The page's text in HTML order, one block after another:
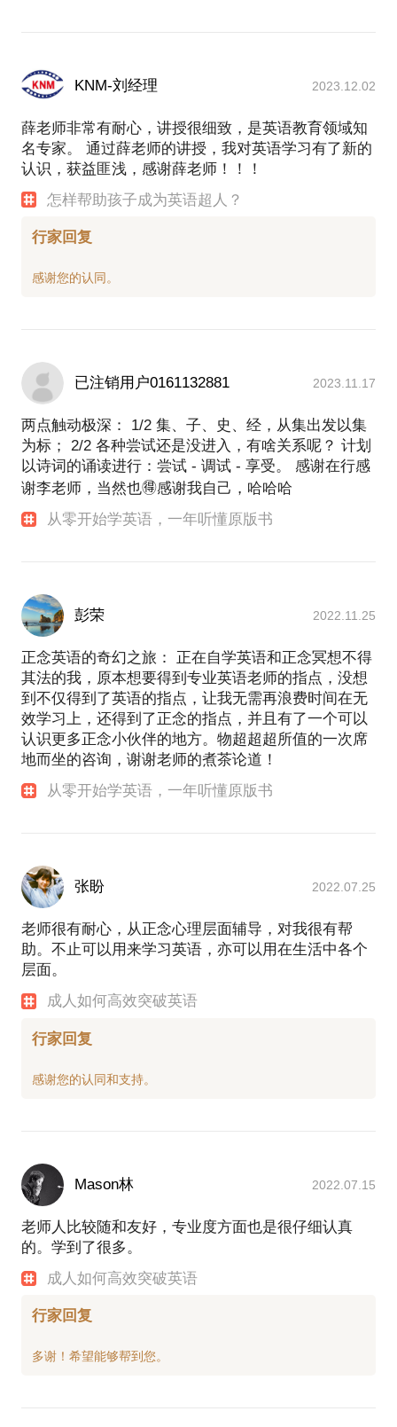
KNM-刘经理 2023.12.02
薛老师非常有耐心，讲授很细致，是英语教育领域知
名专家。 通过薛老师的讲授，我对英语学习有了新的
认识，获益匪浅，感谢薛老师！！！
怎样帮助孩子成为英语超人？
行家回复
已注销用户0161132881 2023.11.17
两点触动极深： 1/2 集、子、史、经，从集出发以集
为标； 2/2 各种尝试还是没进入，有啥关系呢？ 计划
以诗词的诵读进行：尝试 - 调试 - 享受。 感谢在行感
谢李老师，当然也🉐️感谢我自己，哈哈哈
从零开始学英语，一年听懂原版书
彭荣 2022.11.25
正念英语的奇幻之旅： 正在自学英语和正念冥想不得
其法的我，原本想要得到专业英语老师的指点，没想
到不仅得到了英语的指点，让我无需再浪费时间在无
效学习上，还得到了正念的指点，并且有了一个可以
认识更多正念小伙伴的地方。物超超超所值的一次席
地而坐的咨询，谢谢老师的煮茶论道！
从零开始学英语，一年听懂原版书
张盼 2022.07.25
老师很有耐心，从正念心理层面辅导，对我很有帮
助。不止可以用来学习英语，亦可以用在生活中各个
层面。
成人如何高效突破英语
行家回复
Mason林 2022.07.15
老师人比较随和友好，专业度方面也是很仔细认真
的。学到了很多。
成人如何高效突破英语
行家回复